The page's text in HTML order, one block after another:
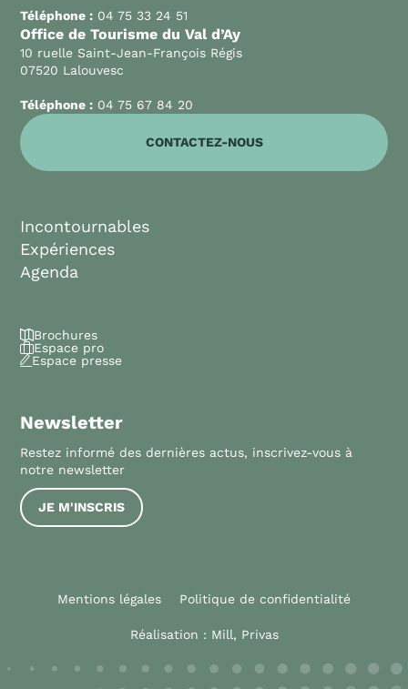
Téléphone : 04 75 33 24 51
Office de Tourisme du Val d’Ay
10 ruelle Saint-Jean-François Régis
07520 Lalouvesc
Téléphone : 04 75 67 84 20
CONTACTEZ-NOUS
Incontournables
Expériences
Agenda
Brochures
Espace pro
Espace presse
Newsletter
Restez informé des dernières actus, inscrivez-vous à
notre newsletter
JE M'INSCRIS
Mentions légales Politique de confidentialité
Réalisation : Mill, Privas